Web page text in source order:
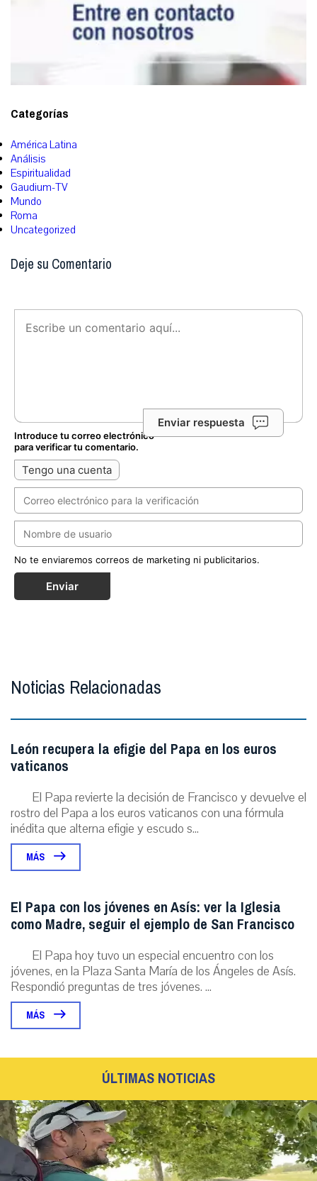
Categorías
América Latina
Análisis
Espiritualidad
Gaudium-TV
Mundo
Roma
Uncategorized
Deje su Comentario
Enviar respuesta
Introduce tu correo electrónico
para verificar tu comentario.
Tengo una cuenta
No te enviaremos correos de marketing ni publicitarios.
Enviar
Noticias Relacionadas
León recupera la efigie del Papa en los euros
vaticanos
El Papa revierte la decisión de Francisco y devuelve el
rostro del Papa a los euros vaticanos con una fórmula
inédita que alterna efigie y escudo s...
MÁS
El Papa con los jóvenes en Asís: ver la Iglesia
como Madre, seguir el ejemplo de San Francisco
El Papa hoy tuvo un especial encuentro con los
jóvenes, en la Plaza Santa María de los Ángeles de Asís.
Respondió preguntas de tres jóvenes. ...
MÁS
ÚLTIMAS NOTICIAS